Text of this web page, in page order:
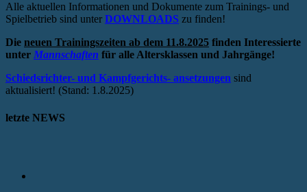
Alle aktuellen Informationen und Dokumente zum Trainings- und
Spielbetrieb sind unter DOWNLOADS zu finden!
Die neuen Trainingszeiten ab dem 11.8.2025 finden Interessierte
unter Mannschaften für alle Altersklassen und Jahrgänge!
Schiedsrichter- und Kampfgerichts- ansetzungen sind
aktualisiert! (Stand: 1.8.2025)
letzte NEWS